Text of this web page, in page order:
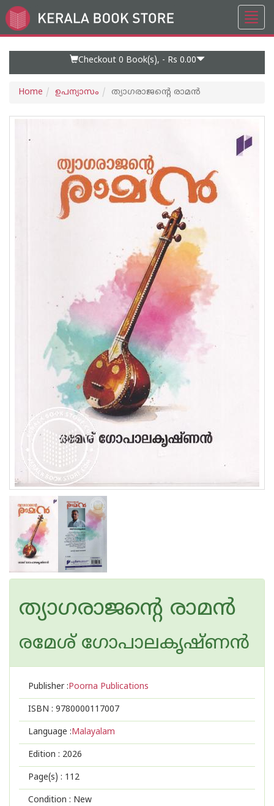
Go
to
Checkout 0 Book(s), - Rs 0.00
Home ഉപന്യാസം ത്യാഗരാജൻ്റെ രാമൻ
ത്യാഗരാജൻ്റെ രാമൻ
രമേശ് ഗോപാലകൃഷ്ണന്‍
Publisher :Poorna Publications
ISBN : 9780000117007
Language :Malayalam
Edition : 2026
Page(s) : 112
Condition : New